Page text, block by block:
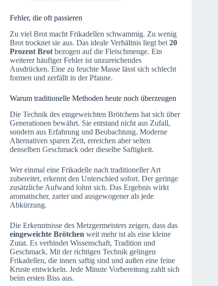
Fehler, die oft passieren
Zu viel Brot macht Frikadellen schwammig. Zu wenig
Brot trocknet sie aus. Das ideale Verhältnis liegt bei 20
Prozent Brot bezogen auf die Fleischmenge. Ein
weiterer häufiger Fehler ist unzureichendes
Ausdrücken. Eine zu feuchte Masse lässt sich schlecht
formen und zerfällt in der Pfanne.
Warum traditionelle Methoden heute noch überzeugen
Die Technik des eingeweichten Brötchens hat sich über
Generationen bewährt. Sie entstand nicht aus Zufall,
sondern aus Erfahrung und Beobachtung. Moderne
Alternativen sparen Zeit, erreichen aber selten
denselben Geschmack oder dieselbe Saftigkeit.
Wer einmal eine Frikadelle nach traditioneller Art
zubereitet, erkennt den Unterschied sofort. Der geringe
zusätzliche Aufwand lohnt sich. Das Ergebnis wirkt
aromatischer, zarter und ausgewogener als jede
Abkürzung.
Die Erkenntnisse des Metzgermeisters zeigen, dass das
eingeweichte Brötchen weit mehr ist als eine kleine
Zutat. Es verbindet Wissenschaft, Tradition und
Geschmack. Mit der richtigen Technik gelingen
Frikadellen, die innen saftig sind und außen eine feine
Kruste entwickeln. Jede Minute Vorbereitung zahlt sich
beim ersten Biss aus.